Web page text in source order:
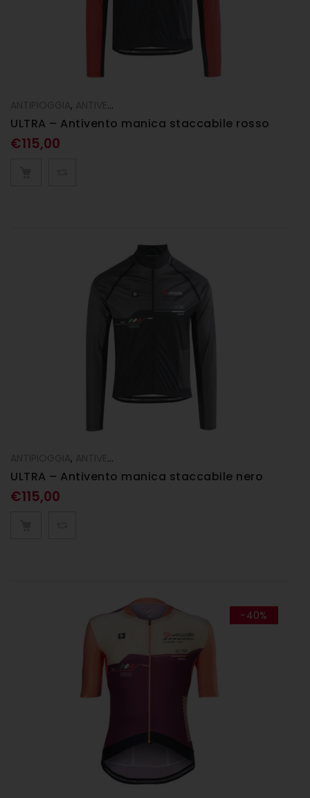
,
ULTRA – Antivento manica staccabile rosso
€115,00
,
ULTRA – Antivento manica staccabile nero
€115,00
-40%